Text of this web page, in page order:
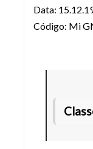
Data:
Código: Mi